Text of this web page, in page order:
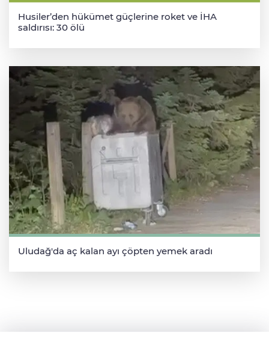
Husiler’den hükümet güçlerine roket ve İHA
saldırısı: 30 ölü
Uludağ'da aç kalan ayı çöpten yemek aradı